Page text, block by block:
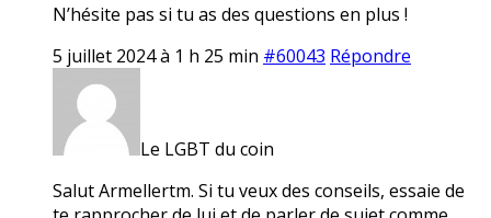
N’hésite pas si tu as des questions en plus !
5 juillet 2024 à 1 h 25 min #60043 Répondre
Le LGBT du coin
Salut Armellertm. Si tu veux des conseils, essaie de